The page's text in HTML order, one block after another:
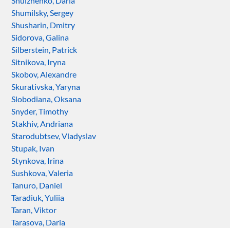
Shumilsky, Sergey
Shusharin, Dmitry
Sidorova, Galina
Silberstein, Patrick
Sitnikova, Iryna
Skobov, Alexandre
Skurativska, Yaryna
Slobodiana, Oksana
Snyder, Timothy
Stakhiv, Andriana
Starodubtsev, Vladyslav
Stupak, Ivan
Stynkova, Irina
Sushkova, Valeria
Tanuro, Daniel
Taradiuk, Yuliia
Taran, Viktor
Tarasova, Daria